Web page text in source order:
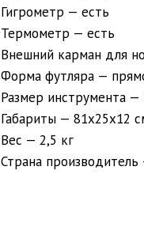
Гигрометр — есть
Термометр — есть
Внешний карман для
Форма футляра —
Размер инструмента —
Габариты — 81х25х12
Вес — 2,5 кг
Страна